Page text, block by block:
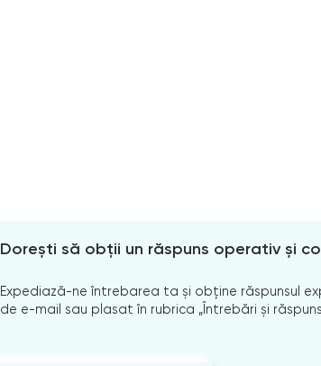
Dorești să obții un răspuns operativ și
Expediază-ne întrebarea ta și obține răspunsul
de e-mail sau plasat în rubrica „Întrebări și